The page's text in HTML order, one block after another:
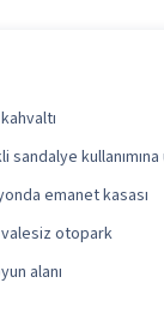
sandalye
emanet kasası
otopark
alanı